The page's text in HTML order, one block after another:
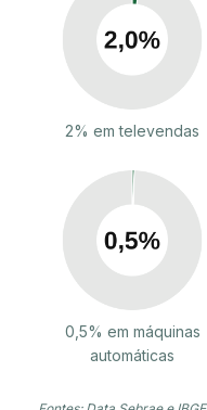
2% em televendas
0,5% em máquinas
automáticas